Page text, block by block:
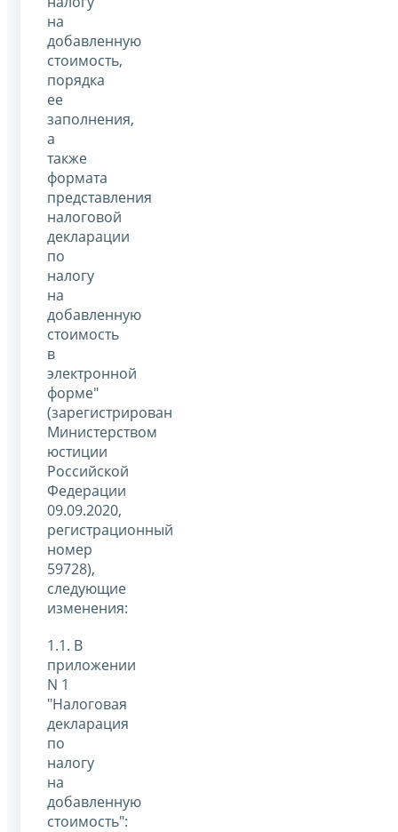
на
добавленную
стоимость,
порядка
ее
заполнения,
а
также
формата
представления
налоговой
декларации
по
налогу
на
добавленную
стоимость
в
электронной
форме"
(зарегистрирован
Министерством
юстиции
Российской
Федерации
09.09.2020,
регистрационный
номер
59728),
следующие
изменения:
1.1. В
приложении
N 1
"Налоговая
декларация
по
налогу
на
добавленную
стоимость":